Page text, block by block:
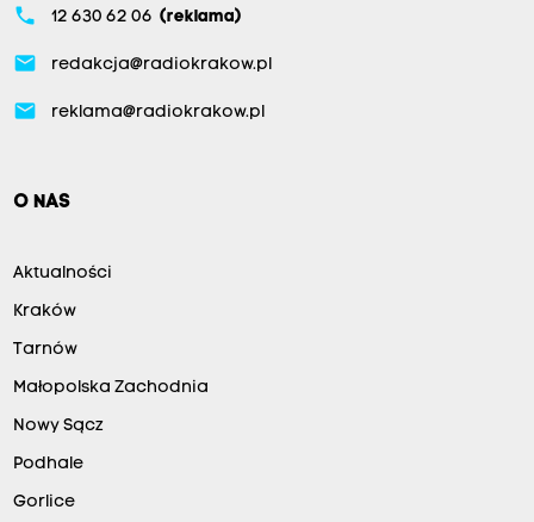
phone 12 630 62 06 (reklama)
email redakcja@radiokrakow.pl
email reklama@radiokrakow.pl
O NAS
Aktualności
Kraków
Tarnów
Małopolska Zachodnia
Nowy Sącz
Podhale
Gorlice